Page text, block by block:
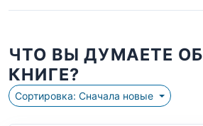
ЧТО ВЫ ДУМАЕТЕ
КНИГЕ?
Сортировка: Сначала новые